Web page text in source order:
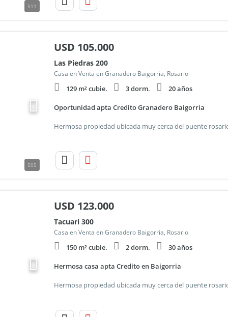
511
505
USD 105.000
Las Piedras 200
Casa en Venta en Granadero Baigorria, Rosario
129 m² cubie. 3 dorm. 20 años
Oportunidad apta Credito Granadero Baigorria
USD 123.000
Tacuari 300
Casa en Venta en Granadero Baigorria, Rosario
150 m² cubie. 2 dorm. 30 años
Hermosa casa apta Credito en Baigorria